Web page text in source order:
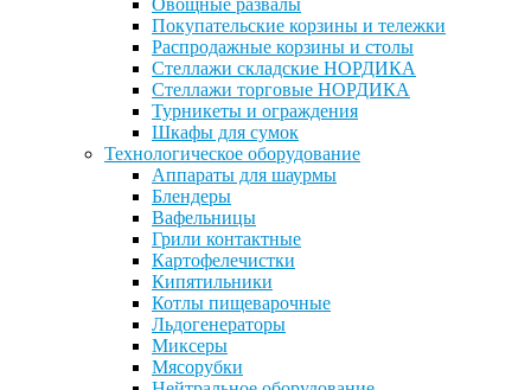
Овощные развалы
Покупательские корзины и тележки
Распродажные корзины и столы
Стеллажи складские НОРДИКА
Стеллажи торговые НОРДИКА
Турникеты и ограждения
Шкафы для сумок
Технологическое оборудование
Аппараты для шаурмы
Блендеры
Вафельницы
Грили контактные
Картофелечистки
Кипятильники
Котлы пищеварочные
Льдогенераторы
Миксеры
Мясорубки